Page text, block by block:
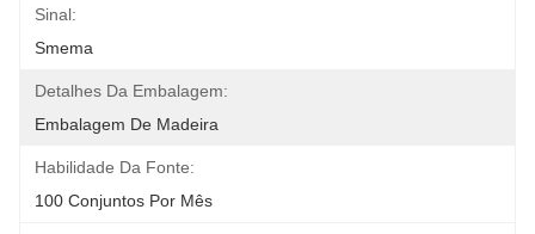
Sinal:
Smema
Detalhes Da Embalagem:
Embalagem De Madeira
Habilidade Da Fonte:
100 Conjuntos Por Mês